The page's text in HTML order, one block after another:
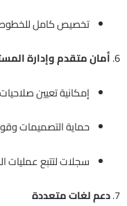
تخصيص كامل للخطوط
6. أمان متقدم وإدارة
إمكانية تعيين
حماية التصميمات
سجلات لتتبع عمليات
7. دعم لغات متعددة